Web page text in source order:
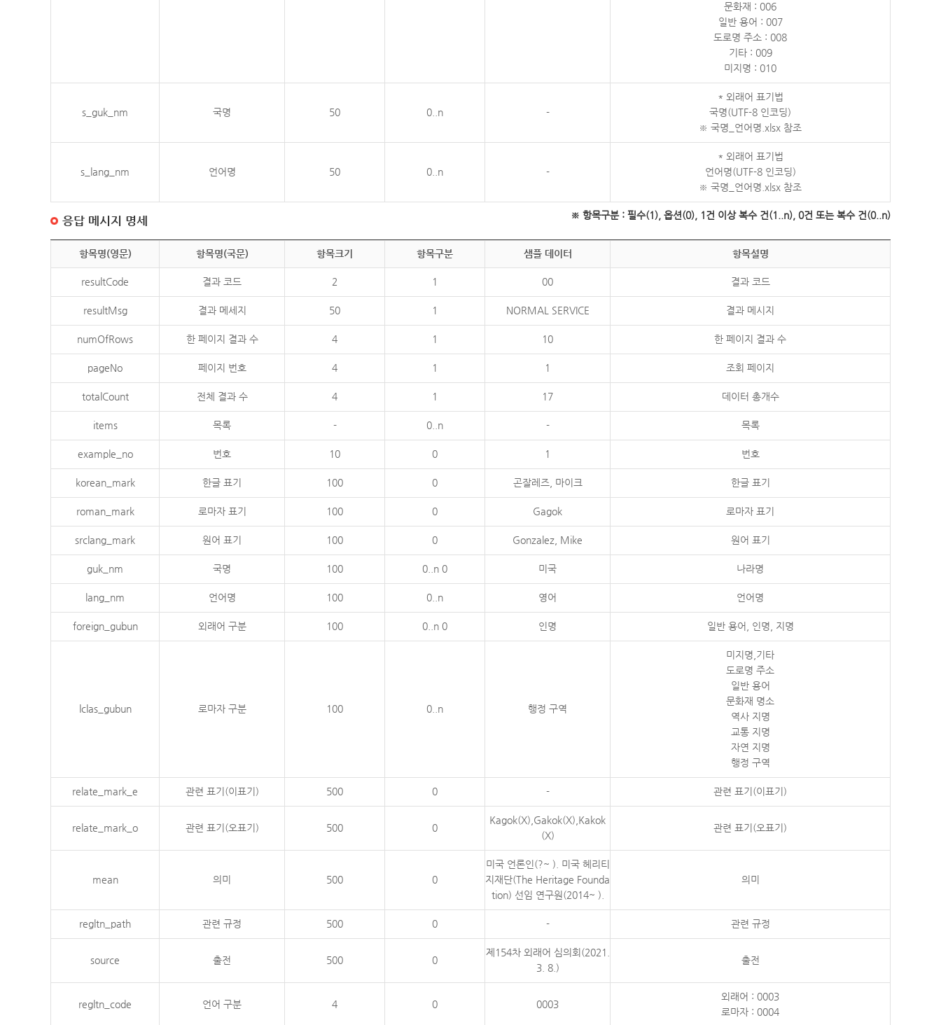
문화재 : 006
일반 용어 : 007
도로명 주소 : 008
기타 : 009
미지명 : 010
s_guk_nm 국명 50 0..n -
* 외래어 표기법
국명(UTF-8 인코딩)
※ 국명_언어명.xlsx 참조
s_lang_nm 언어명 50 0..n -
* 외래어 표기법
언어명(UTF-8 인코딩)
※ 국명_언어명.xlsx 참조
※ 항목구분 : 필수(1), 옵션(0), 1건 이상 복수 건(1..n), 0건 또는 복수 건(0..n)
응답 메시지 명세
항목명(영문) 항목명(국문) 항목크기 항목구분 샘플 데이터 항목설명
resultCode 결과 코드 2 1 00 결과 코드
resultMsg 결과 메세지 50 1 NORMAL SERVICE 결과 메시지
numOfRows 한 페이지 결과 수 4 1 10 한 페이지 결과 수
pageNo 페이지 번호 4 1 1 조회 페이지
totalCount 전체 결과 수 4 1 17 데이터 총개수
items 목록 - 0..n - 목록
example_no 번호 10 0 1 번호
korean_mark 한글 표기 100 0 곤잘레즈, 마이크 한글 표기
roman_mark 로마자 표기 100 0 Gagok 로마자 표기
srclang_mark 원어 표기 100 0 Gonzalez, Mike 원어 표기
guk_nm 국명 100 0..n 0 미국 나라명
lang_nm 언어명 100 0..n 영어 언어명
foreign_gubun 외래어 구분 100 0..n 0 인명 일반 용어, 인명, 지명
lclas_gubun 로마자 구분 100 0..n 행정 구역
미지명,기타
도로명 주소
일반 용어
문화재 명소
역사 지명
교통 지명
자연 지명
행정 구역
relate_mark_e 관련 표기(이표기) 500 0 - 관련 표기(이표기)
relate_mark_o 관련 표기(오표기) 500 0
Kagok(X),Gakok(X),Kakok
(X)
관련 표기(오표기)
mean 의미 500 0
미국 언론인(?~ ). 미국 헤리티
지재단(The Heritage Founda
tion) 선임 연구원(2014~ ).
의미
regltn_path 관련 규정 500 0 - 관련 규정
source 출전 500 0
제154차 외래어 심의회(2021.
3. 8.)
출전
regltn_code 언어 구분 4 0 0003
외래어 : 0003
로마자 : 0004